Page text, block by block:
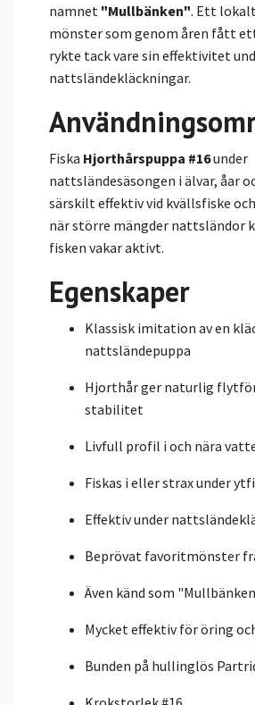
namnet "Mullbänken". Ett
mönster som genom åren fått
rykte tack vare sin effektivitet
nattsländekläckningar.
Fiska Hjorthårspuppa #16under
nattsländesäsongen i älvar, åar
särskilt effektiv vid kvällsfiske
när större mängder nattsländor
fisken vakar aktivt.
Egenskaper
Klassisk imitation av en
nattsländepuppa
Hjorthår ger naturlig
stabilitet
Livfull profil i och nära
Fiskas i eller strax under
Effektiv under
Beprövat favoritmönster
Även känd som
Mycket effektiv för öring
Bunden på hullinglös